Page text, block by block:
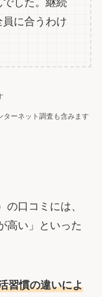
に合うわけ
ターネット調査も含みます
口コミには、
高い」といった
習慣の違いによ